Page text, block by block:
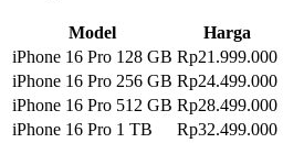
Model
Harga
iPhone 16 Pro 128 GB Rp21.999.000
iPhone 16 Pro 256 GB Rp24.499.000
iPhone 16 Pro 512 GB Rp28.499.000
iPhone 16 Pro 1 TB
Rp32.499.000